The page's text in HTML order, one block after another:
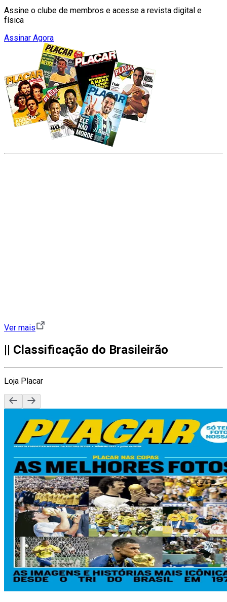
Assine o clube de membros e acesse a revista digital e
física
Assinar Agora
Ver mais
|| Classificação do Brasileirão
Loja Placar